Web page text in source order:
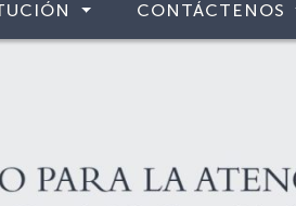
CONTÁCTENOS